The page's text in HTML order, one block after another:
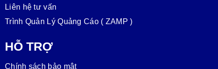
Liên hệ tư vấn
Trình Quản Lý Quảng Cáo ( ZAMP )
HỖ TRỢ
Chính sách bảo mật